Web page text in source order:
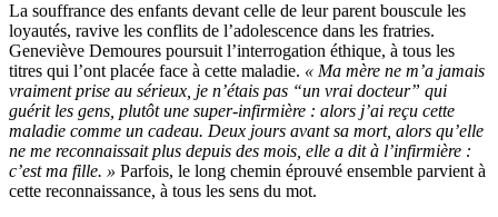
La souffrance des enfants devant celle de leur parent bouscule les
loyautés, ravive les conflits de l’adolescence dans les fratries.
Geneviève Demoures poursuit l’interrogation éthique, à tous les
titres qui l’ont placée face à cette maladie. « Ma mère ne m’a jamais
vraiment prise au sérieux, je n’étais pas “un vrai docteur” qui
guérit les gens, plutôt une super-infirmière : alors j’ai reçu cette
maladie comme un cadeau. Deux jours avant sa mort, alors qu’elle
ne me reconnaissait plus depuis des mois, elle a dit à l’infirmière :
c’est ma fille. » Parfois, le long chemin éprouvé ensemble parvient à
cette reconnaissance, à tous les sens du mot.